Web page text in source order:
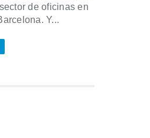
de oficinas en
Y...